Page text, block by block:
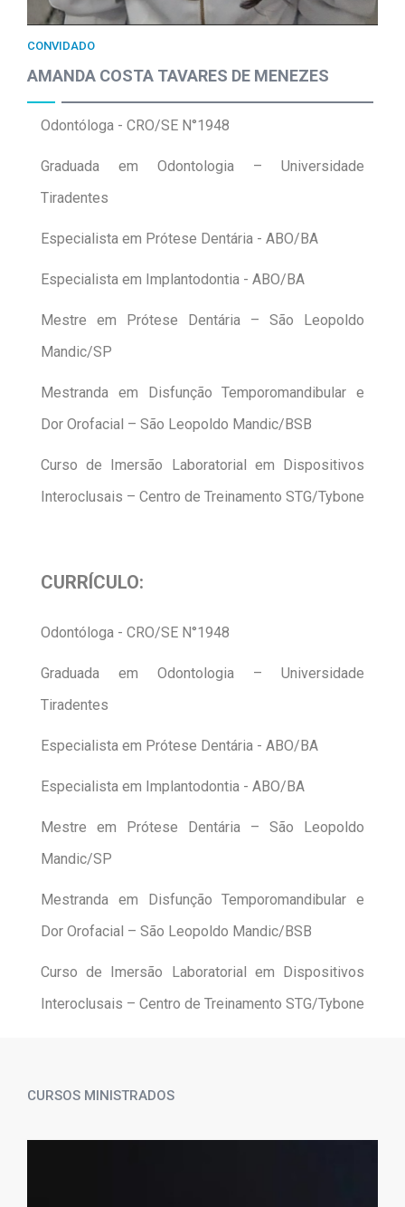
CONVIDADO
AMANDA COSTA TAVARES DE MENEZES
Odontóloga - CRO/SE N°1948
Graduada em Odontologia – Universidade
Tiradentes
Especialista em Prótese Dentária - ABO/BA
Especialista em Implantodontia - ABO/BA
Mestre em Prótese Dentária – São Leopoldo
Mandic/SP
Mestranda em Disfunção Temporomandibular e
Dor Orofacial – São Leopoldo Mandic/BSB
Curso de Imersão Laboratorial em Dispositivos
Interoclusais – Centro de Treinamento STG/Tybone
CURRÍCULO:
Odontóloga - CRO/SE N°1948
Graduada em Odontologia – Universidade
Tiradentes
Especialista em Prótese Dentária - ABO/BA
Especialista em Implantodontia - ABO/BA
Mestre em Prótese Dentária – São Leopoldo
Mandic/SP
Mestranda em Disfunção Temporomandibular e
Dor Orofacial – São Leopoldo Mandic/BSB
Curso de Imersão Laboratorial em Dispositivos
Interoclusais – Centro de Treinamento STG/Tybone
CURSOS MINISTRADOS